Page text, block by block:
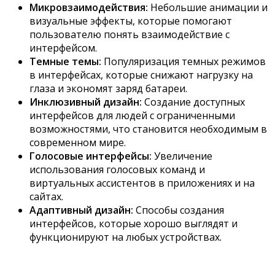
Микровзаимодействия: Небольшие анимации и
визуальные эффекты, которые помогают
пользователю понять взаимодействие с
интерфейсом.
Темные темы: Популяризация темных режимов
в интерфейсах, которые снижают нагрузку на
глаза и экономят заряд батареи.
Инклюзивный дизайн: Создание доступных
интерфейсов для людей с ограниченными
возможностями, что становится необходимым в
современном мире.
Голосовые интерфейсы: Увеличение
использования голосовых команд и
виртуальных ассистентов в приложениях и на
сайтах.
Адаптивный дизайн: Способы создания
интерфейсов, которые хорошо выглядят и
функционируют на любых устройствах.